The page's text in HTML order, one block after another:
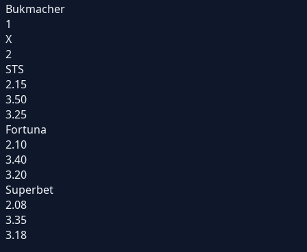
Bukmacher
1
X
2
STS
2.15
3.50
3.25
Fortuna
2.10
3.40
3.20
Superbet
2.08
3.35
3.18